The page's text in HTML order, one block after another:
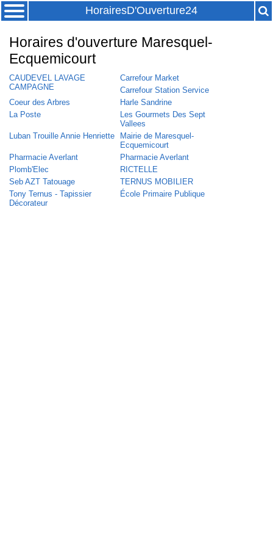
HorairesD'Ouverture24
Horaires d'ouverture Maresquel-
Ecquemicourt
CAUDEVEL LAVAGE
CAMPAGNE
Carrefour Market
Carrefour Station Service
Coeur des Arbres
Harle Sandrine
La Poste
Les Gourmets Des Sept
Vallees
Luban Trouille Annie Henriette
Mairie de Maresquel-
Ecquemicourt
Pharmacie Averlant
Pharmacie Averlant
Plomb'Elec
RICTELLE
Seb AZT Tatouage
TERNUS MOBILIER
Tony Ternus - Tapissier
Décorateur
École Primaire Publique